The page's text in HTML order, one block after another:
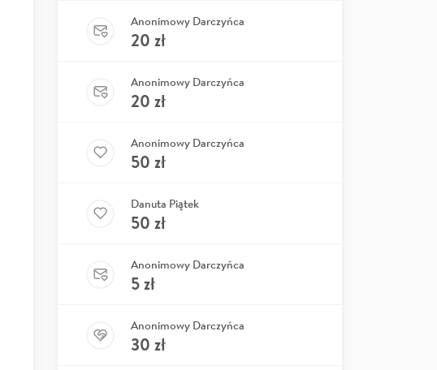
Anonimowy Darczyńca
20 zł
Anonimowy Darczyńca
20 zł
Anonimowy Darczyńca
50 zł
Danuta Piątek
50 zł
Anonimowy Darczyńca
5zł
Anonimowy Darczyńca
30 zł